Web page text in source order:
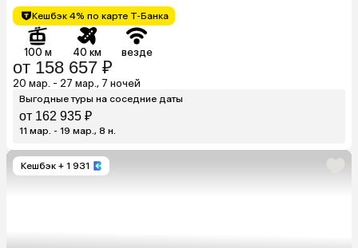
Кешбэк 4% по карте Т-Банка
100 м 40 км везде
от 158 657 ₽
20 мар. - 27 мар., 7 ночей
Выгодные туры на соседние даты
от 162 935 ₽
11 мар. - 19 мар., 8 н.
Кешбэк + 1 931